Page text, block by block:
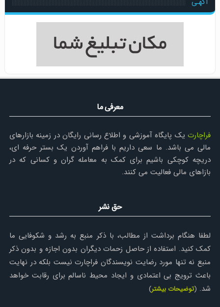
معرفی ما
فراچارتیک پایگاه آموزشی و اطلاع رسانی رایگان در زمینه بازارهای
مالی می باشد. ما سعی داریم با فراهم آوردن یک بستر حرفه ای،
دریچه کوچکی باشیم برای کمک به معامله گران و کسانی که در
بازاهای مالی فعالیت می کنند.
حق نشر
لطفا هنگام برداشت از مطالب، با ذکر منبع به رشد و شکوفایی ما
کمک کنید. استفاده از حاصل زحمات دیگران بدون اجازه و بدون ذکر
منبع نه تنها مورد رضایت نویسندگان فراچارت نیست بلکه در نهایت
باعث ترویج بی اعتمادی و ایجاد محیط ناسالم برای رقابت خواهد
شد. (توضیحات بیشتر)